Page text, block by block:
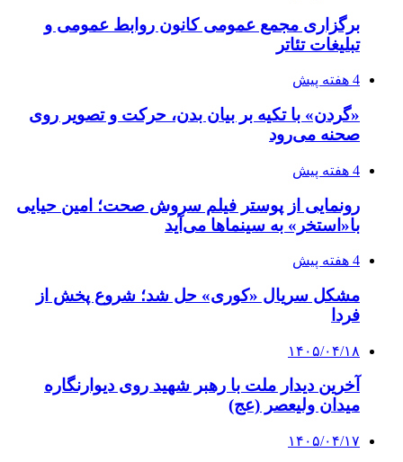
برگزاری مجمع عمومی کانون روابط عمومی و
تبلیغات تئاتر
4 هفته پیش
«گردن» با تکیه بر بیان بدن، حرکت و تصویر روی
صحنه می‌رود
4 هفته پیش
رونمایی از پوستر فیلم سروش صحت؛ امین حیایی
با«استخر» به سینماها می‌آید
4 هفته پیش
مشکل سریال «کوری» حل شد؛ شروع پخش از
فردا
۱۴۰۵/۰۴/۱۸
آخرین دیدار ملت با رهبر شهید روی دیوارنگاره
میدان ولیعصر (عج)
۱۴۰۵/۰۴/۱۷